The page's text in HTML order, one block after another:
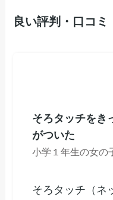
良い評判・口コミ
そろタッチをき
がついた
小学１年生の女の
そろタッチ（ネ